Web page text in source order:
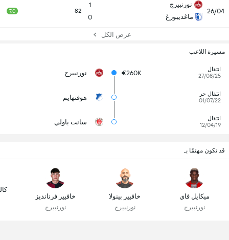
26/04
نورنبيرج
ماغديبورغ
1
0
82
7.0
عرض الكل
مسيرة اللاعب
انتقال
27/08/25
€260K نورنبيرج
انتقال حر
01/07/22
هوفنهايم
انتقال
12/04/19
سانت باولي
قد تكون مهتمًا بـ
ميكايل فاي
نورنبيرج
خافيير بينولا
نورنبيرج
خافيير فرنانديز
نورنبيرج